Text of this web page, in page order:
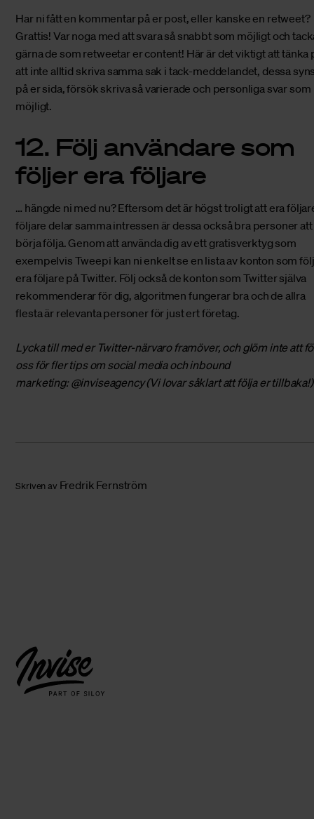
Har ni fått en kommentar på er post, eller kanske en retweet?
Grattis! Var noga med att svara så snabbt som möjligt och
gärna de som retweetar er content! Här är det viktigt att tänka
att inte alltid skriva samma sak i tack-meddelandet, dessa
på er sida, försök skriva så varierade och personliga svar som
möjligt.
12. Följ användare som
följer era följare
… hängde ni med nu? Eftersom det är högst troligt att era
följare delar samma intressen är dessa också bra personer att
börja följa. Genom att använda dig av ett gratisverktyg som
exempelvis Tweepi kan ni enkelt se en lista av konton som
era följare på Twitter. Följ också de konton som Twitter själva
rekommenderar för dig, algoritmen fungerar bra och de allra
flesta är relevanta personer för just ert företag.
Lycka till med er Twitter-närvaro framöver, och glöm inte att
ossför fler tips om social media och inbound
marketing:@inviseagency(Vi lovar såklart att följa er tillbaka!)
Skriven av Fredrik Fernström